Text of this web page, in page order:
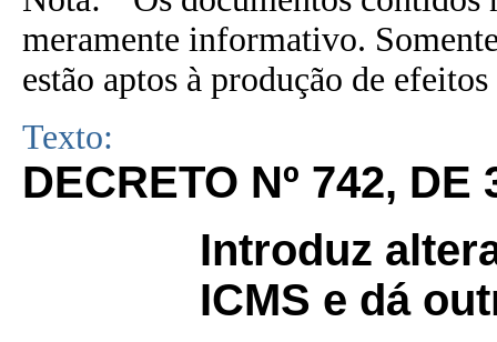
meramente informativo.
estão aptos à produção de
Texto:
DECRETO Nº 742,
Introduz
ICMS e dá